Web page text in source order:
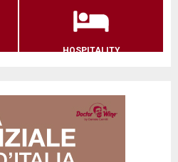
HOSPITALITY